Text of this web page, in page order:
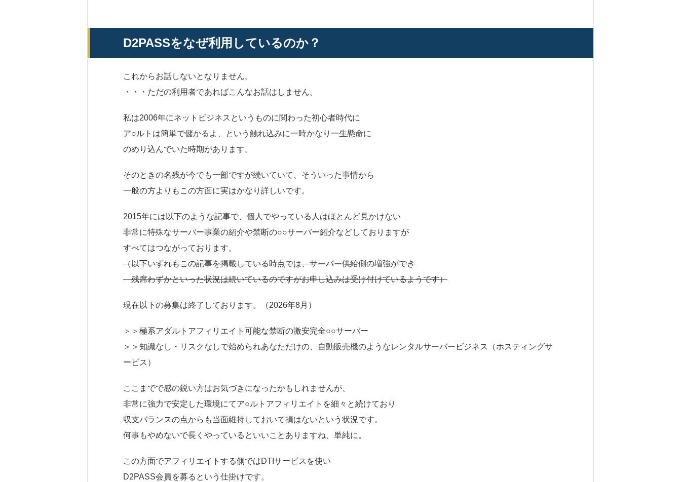
D2PASSをなぜ利用しているのか？
これからお話しないとなりません。
・・・ただの利用者であればこんなお話はしません。
私は2006年にネットビジネスというものに関わった初心者時代に
ア○ルトは簡単で儲かるよ、という触れ込みに一時かなり一生懸命に
のめり込んでいた時期があります。
そのときの名残が今でも一部ですが続いていて、そういった事情から
一般の方よりもこの方面に実はかなり詳しいです。
2015年には以下のような記事で、個人でやっている人はほとんど見かけない
非常に特殊なサーバー事業の紹介や禁断の○○サーバー紹介などしておりますが
すべてはつながっております。
（以下いずれもこの記事を掲載している時点では、サーバー供給側の増強ができ
残席わずかといった状況は続いているのですがお申し込みは受け付けているようです）
現在以下の募集は終了しております。（2026年8月）
＞＞極系アダルトアフィリエイト可能な禁断の激安完全○○サーバー
＞＞知識なし・リスクなしで始められあなただけの、自動販売機のようなレンタルサーバービジネス（ホスティングサ
ービス）
ここまでで感の鋭い方はお気づきになったかもしれませんが、
非常に強力で安定した環境にてア○ルトアフィリエイトを細々と続けており
収支バランスの点からも当面維持しておいて損はないという状況です。
何事もやめないで長くやっているといいことありますね、単純に。
この方面でアフィリエイトする側ではDTIサービスを使い
D2PASS会員を募るという仕掛けです。